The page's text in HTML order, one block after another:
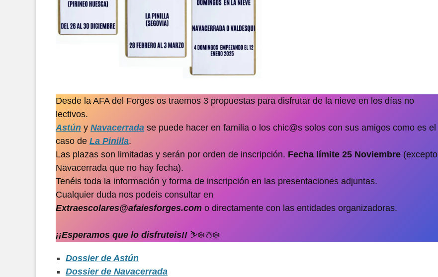
Desde la AFA del Forges os traemos 3 propuestas para disfrutar de la nieve en los días no
lectivos.
Astún y Navacerrada se puede hacer en familia o los chic@s solos con sus amigos como es el
caso de La Pinilla.
Las plazas son limitadas y serán por orden de inscripción. Fecha límite 25 Noviembre (excepto
Navacerrada que no hay fecha).
Tenéis toda la información y forma de inscripción en las presentaciones adjuntas.
Cualquier duda nos podeis consultar en
Extraescolares@afaiesforges.com o directamente con las entidades organizadoras.
¡¡Esperamos que lo disfruteis!! ⛷️❄️☃️❄️
Dossier de Astún
Dossier de Navacerrada